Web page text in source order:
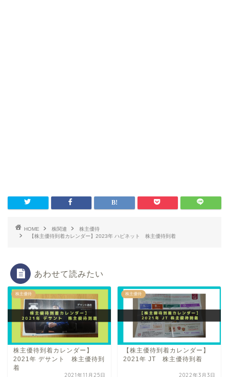
HOME 株関連
株主優待
【株主優待到着カレンダー】2023年 ハピネット 株主優待到着
あわせて読みたい
株主優待
株主優待到着カレンダー】
2021年 デサント 株主優待到
着
2021年11月25日
株主優待
【株主優待到着カレンダー】
2021年 JT 株主優待到着
2022年3月3日